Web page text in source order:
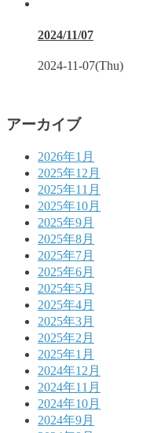
2024/11/07
2024-11-07(Thu)
アーカイブ
2026年1月
2025年12月
2025年11月
2025年10月
2025年9月
2025年8月
2025年7月
2025年6月
2025年5月
2025年4月
2025年3月
2025年2月
2025年1月
2024年12月
2024年11月
2024年10月
2024年9月